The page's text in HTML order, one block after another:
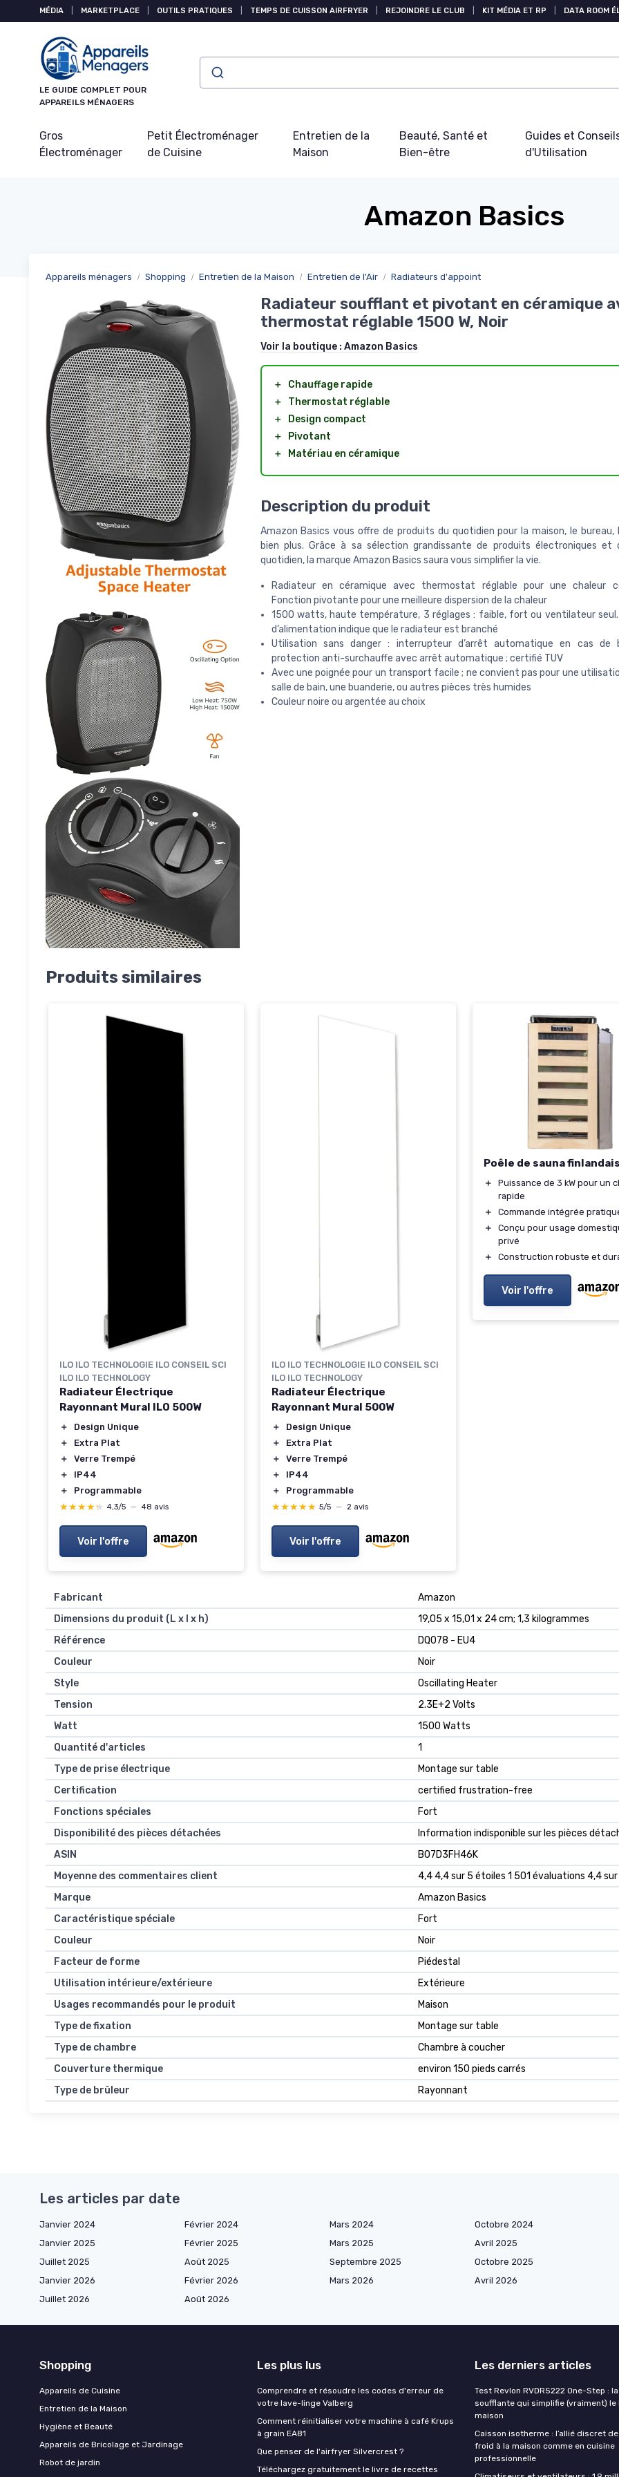
MÉDIA MARKETPLACE OUTILS PRATIQUES TEMPS DE CUISSON AIRFRYER REJOINDRE LE CLUB KIT MÉDIA ET RP DATA ROOM
LE GUIDE COMPLET POUR
APPAREILS MÉNAGERS
Gros
Électroménager
Petit Électroménager
de Cuisine
Entretien de la
Maison
Beauté, Santé et
Bien-être
Guides et
d'Utilisation
Amazon Basics
Appareils ménagers Shopping Entretien de la Maison Entretien de l'Air Radiateurs d'appoint
Radiateur soufflant et pivotant en céramique
thermostat réglable 1500 W, Noir
Voir la boutique : Amazon Basics
＋
Chauffage rapide
＋
Thermostat réglable
＋
Design compact
＋
Pivotant
＋
Matériau en céramique
Description du produit
Amazon Basics vous offre de produits du quotidien pour la maison, le bureau,
bien plus. Grâce à sa sélection grandissante de produits électroniques et
quotidien, la marque Amazon Basics saura vous simplifier la vie.
Radiateur en céramique avec thermostat réglable pour une chaleur
Fonction pivotante pour une meilleure dispersion de la chaleur
1500 watts, haute température, 3 réglages : faible, fort ou ventilateur
d’alimentation indique que le radiateur est branché
Utilisation sans danger : interrupteur d’arrêt automatique en cas de
protection anti-surchauffe avec arrêt automatique ; certifié TUV
Avec une poignée pour un transport facile ; ne convient pas pour une
salle de bain, une buanderie, ou autres pièces très humides
Couleur noire ou argentée au choix
Produits similaires
ILO ILO TECHNOLOGIE ILO CONSEIL SCI
ILO ILO TECHNOLOGY
Radiateur Électrique
Rayonnant Mural ILO 500W
＋
Design Unique
＋
Extra Plat
＋
Verre Trempé
＋
IP44
＋
Programmable
★★★★★
★★★★★ 4,3/5 — 48 avis
Voir l'offre
ILO ILO TECHNOLOGIE ILO CONSEIL SCI
ILO ILO TECHNOLOGY
Radiateur Électrique
Rayonnant Mural 500W
＋
Design Unique
＋
Extra Plat
＋
Verre Trempé
＋
IP44
＋
Programmable
★★★★★
★★★★★ 5/5 — 2 avis
Voir l'offre
Poêle de sauna
＋
Puissance de 3 kW pour un
rapide
＋
Commande intégrée
＋
Conçu pour usage
privé
＋
Construction robuste et
Voir l'offre
Fabricant
‎Amazon
Dimensions du produit (L x l x h)
‎19,05 x 15,01 x 24 cm; 1,3 kilogrammes
Référence
‎DQ078 - EU4
Couleur
‎Noir
Style
‎Oscillating Heater
Tension
‎2.3E+2 Volts
Watt
‎1500 Watts
Quantité d'articles
‎1
Type de prise électrique
‎Montage sur table
Certification
‎certified frustration-free
Fonctions spéciales
‎Fort
Disponibilité des pièces détachées
‎Information indisponible sur les pièces
ASIN
B07D3FH46K
Moyenne des commentaires client
4,4 4,4 sur 5 étoiles 1 501 évaluations 4,4
Marque
Amazon Basics
Caractéristique spéciale
Fort
Couleur
Noir
Facteur de forme
Piédestal
Utilisation intérieure/extérieure
Extérieure
Usages recommandés pour le produit
Maison
Type de fixation
Montage sur table
Type de chambre
Chambre à coucher
Couverture thermique
environ 150 pieds carrés
Type de brûleur
Rayonnant
Les articles par date
Janvier 2024 Février 2024 Mars 2024 Octobre 2024
Janvier 2025
Février 2025 Mars 2025 Avril 2025
Juillet 2025
Août 2025 Septembre 2025 Octobre 2025
Janvier 2026
Février 2026 Mars 2026 Avril 2026
Juillet 2026
Août 2026
Shopping
Appareils de Cuisine
Entretien de la Maison
Hygiène et Beauté
Appareils de Bricolage et Jardinage
Robot de jardin
Les plus lus
Comprendre et résoudre les codes d'erreur de
votre lave-linge Valberg
Comment réinitialiser votre machine à café Krups
à grain EA81
Que penser de l'airfryer Silvercrest ?
Téléchargez gratuitement le livre de recettes
Les derniers articles
Test Revlon RVDR5222 One-Step :
soufflante qui simplifie (vraiment) le
maison
Caisson isotherme : l’allié discret
froid à la maison comme en cuisine
professionnelle
Panneau de gestion des cookies